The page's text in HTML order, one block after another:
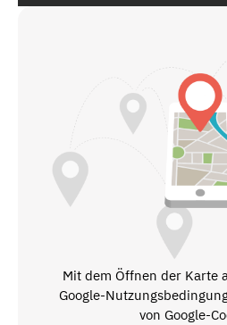
Mit dem Öffnen der Karte
Google-
von Google-